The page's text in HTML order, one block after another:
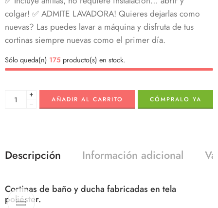
colgar! ✅ ADMITE LAVADORA! Quieres dejarlas como
nuevas? Las puedes lavar a máquina y disfruta de tus
cortinas siempre nuevas como el primer día.
Sólo queda(n) 175 producto(s) en stock.
+
−
AÑADIR AL CARRITO CÓMPRALO YA
Descripción Información adicional
Cortinas de baño y ducha fabricadas en tela
poliéster.